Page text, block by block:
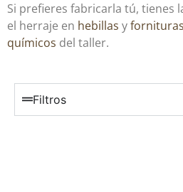
Si prefieres fabricarla tú, tienes
el herraje en hebillas yfornituras
químicos del taller.
Filtros